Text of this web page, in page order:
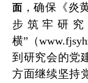
面 ，确保《炎
步筑牢研
横”（
到研究会的党
方面继续坚持